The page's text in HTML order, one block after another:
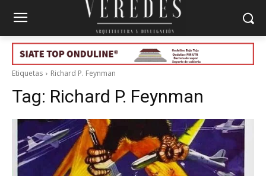
Etiquetas Richard P. Feynman
Tag: Richard P. Feynman